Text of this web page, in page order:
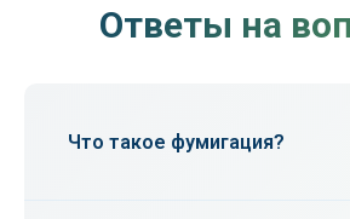
Ответы на
Что такое фумигация?